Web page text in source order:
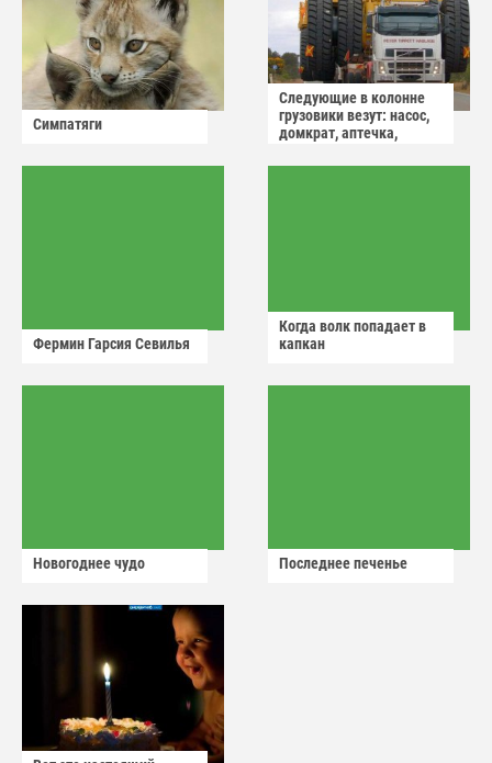
Симпатяги
Следующие в колонне
грузовики везут: насос,
домкрат, аптечка,
Фермин Гарсия Севилья
Когда волк попадает в
капкан
Новогоднее чудо Последнее печенье